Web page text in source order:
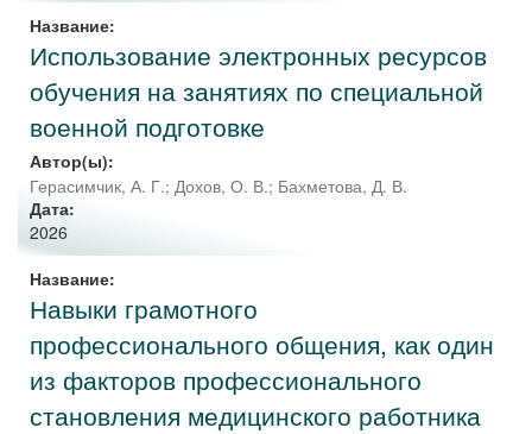
Название:
Использование электронных ресурсов
обучения на занятиях по специальной
военной подготовке
Автор(ы):
Герасимчик, А. Г.; Дохов, О. В.; Бахметова, Д. В.
Дата:
2026
Название:
Навыки грамотного
профессионального общения, как один
из факторов профессионального
становления медицинского работника